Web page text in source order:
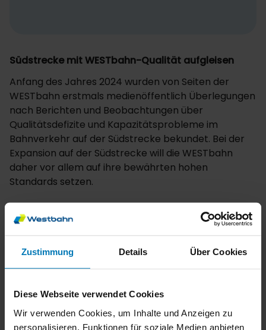
Zustimmung Details Über Cookies
Diese Webseite verwendet Cookies
Wir verwenden Cookies, um Inhalte und Anzeigen zu
personalisieren, Funktionen für soziale Medien anbieten
Südstrecke mit WESTbahn-Qualität aufgleisen
Anfang des Jahres 2024 wurden von Seiten der
WESTbahn erstmals medienöffentlich Überlegungen
nach Berichten und Beobachtungen über
Qualitätsdefizite und Kapazitätsprobleme im
Bahnverkehr auf der Südstrecke bekundet. Bei der
Expansion auf der Südstrecke will die WESTbahn
daher vor allem auf ihre bewährten hohen
Standards setzen.
Alleine im Süden leben
rund 3,5 Millionen